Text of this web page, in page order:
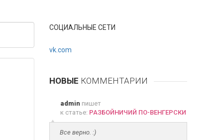
СОЦИАЛЬНЫЕ СЕТИ
vk.com
НОВЫЕ КОММЕНТАРИИ
admin пишет
к статье: РАЗБОЙНИЧИЙ ПО-ВЕНГЕРСКИ
Все верно. :)